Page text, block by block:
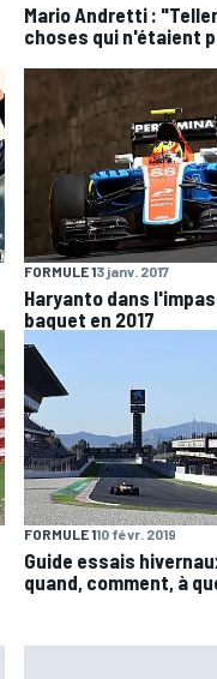
Mario Andretti :
choses qui n'étaient
FORMULE 13 janv. 2017
Haryanto dans
baquet en 2017
FORMULE 110 févr. 2019
Guide essais
quand, comment, à